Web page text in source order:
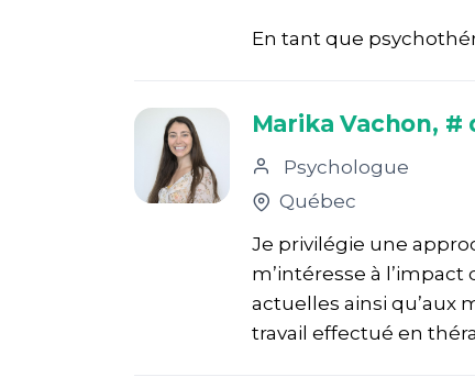
En tant que
Marika Vachon, #
Psychologue
Québec
Je privilégie une
m’intéresse à
actuelles ainsi qu’aux
travail effectué en